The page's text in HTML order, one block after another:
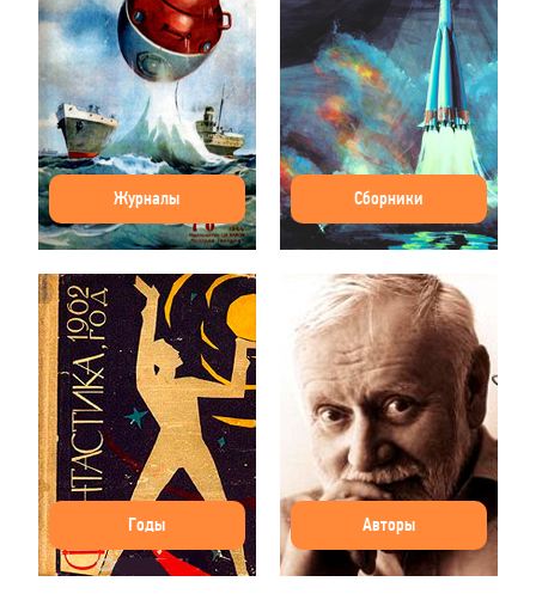
Журналы Сборники
Годы Авторы